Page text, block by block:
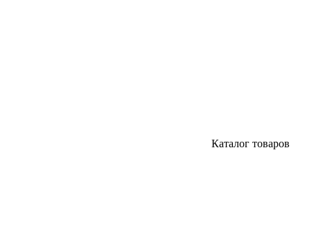
Каталог товаров